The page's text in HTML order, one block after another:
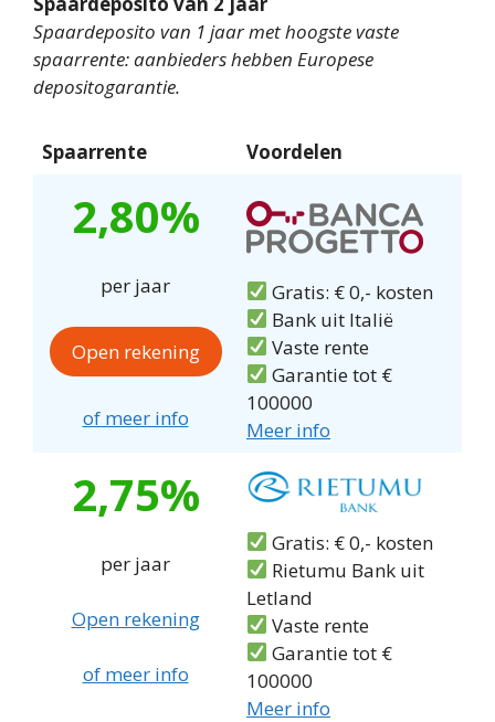
Spaardeposito van 1 jaar met hoogste vaste
spaarrente: aanbieders hebben Europese
depositogarantie.
Spaarrente Voordelen
2,80%
per jaar
Open rekening
of meer info
Gratis: € 0,- kosten
Bank uit Italië
Vaste rente
Garantie tot €
100000
Meer info
2,75%
per jaar
Open rekening
of meer info
Gratis: € 0,- kosten
Rietumu Bank uit
Letland
Vaste rente
Garantie tot €
100000
Meer info